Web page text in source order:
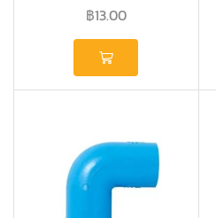
฿13.00